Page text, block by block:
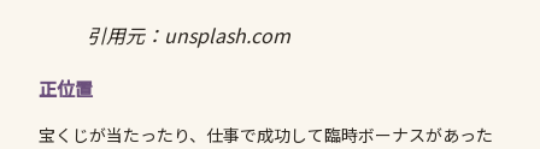
引用元：unsplash.com
正位置
宝くじが当たったり、仕事で成功して臨時ボーナスがあった